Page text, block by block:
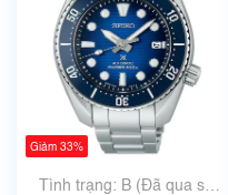
Giảm 33%
Tình trạng: B (Đã qua sử